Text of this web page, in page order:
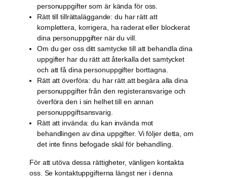
personuppgifter som är kända för oss.
Rätt till tillrättaläggande: du har rätt att
komplettera, korrigera, ha raderat eller blockerat
dina personuppgifter när du vill.
Om du ger oss ditt samtycke till att behandla dina
uppgifter har du rätt att återkalla det samtycket
och att få dina personuppgifter borttagna.
Rätt att överföra: du har rätt att begära alla dina
personuppgifter från den registeransvarige och
överföra den i sin helhet till en annan
personuppgiftsansvarig.
Rätt att invända: du kan invända mot
behandlingen av dina uppgifter. Vi följer detta, om
det inte finns befogade skäl för behandling.
För att utöva dessa rättigheter, vänligen kontakta
oss. Se kontaktuppgifterna längst ner i denna